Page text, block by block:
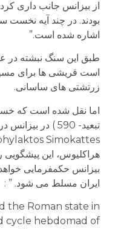
از بیزانس جانب داری
بودند. در چند آیه نخست
اشاره شده است.”
طبق این سنگ نبشته در
است قریشی ها برای
زرتشتی های ساسانی.
اما نقل شده است که
تبعید- 590 ) در
ایران مسلط می شود. ” :
the Roman state in
cycle hebdomad of